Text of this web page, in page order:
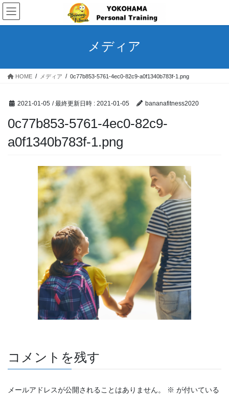
コ
ン
テ
ス
ナ
ビ
ゲ
ン
メディア
HOME メディア 0c77b853-5761-4ec0-82c9-a0f1340b783f-1.png
2021-01-05 / 最終更新日時 : 2021-01-05 bananafitness2020
0c77b853-5761-4ec0-82c9-
a0f1340b783f-1.png
コメントを残す
メールアドレスが公開されることはありません。 ※ が付いている